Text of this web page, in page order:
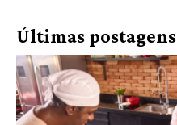
Últimas postagens